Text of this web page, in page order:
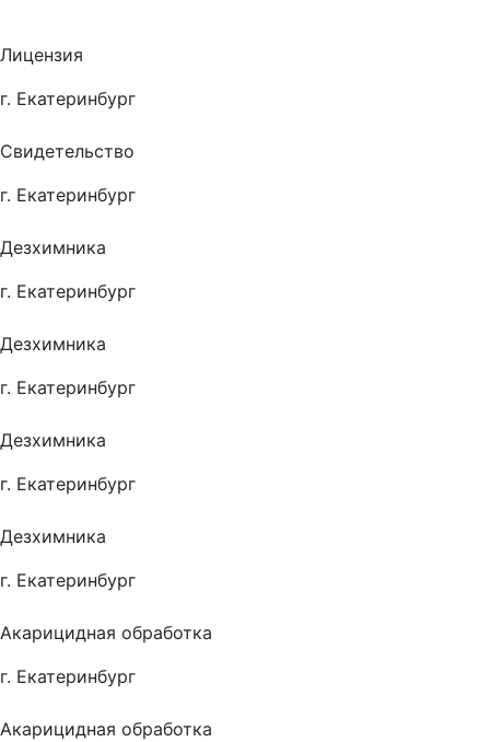
Лицензия
г. Екатеринбург
Свидетельство
г. Екатеринбург
Дезхимника
г. Екатеринбург
Дезхимника
г. Екатеринбург
Дезхимника
г. Екатеринбург
Дезхимника
г. Екатеринбург
Акарицидная обработка
г. Екатеринбург
Акарицидная обработка